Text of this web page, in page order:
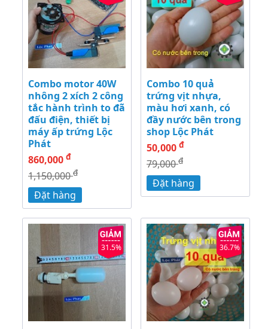
Combo motor 40W
nhông 2 xích 2 công
tắc hành trình to đã
đấu điện, thiết bị
máy ấp trứng Lộc
Phát
860,000 đ
1,150,000đ
Đặt hàng
Combo 10 quả
trứng vịt nhựa,
màu hơi xanh, có
đầy nước bên trong
shop Lộc Phát
50,000 đ
79,000đ
Đặt hàng
31.5% 36.7%